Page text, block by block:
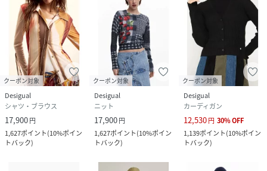
クーポン対象
Desigual
シャツ・ブラウス
17,900円
1,627ポイント(10%ポイン
トバック)
クーポン対象
Desigual
ニット
17,900円
1,627ポイント(10%ポイン
トバック)
クーポン対象
Desigual
カーディガン
12,530円 30%OFF
1,139ポイント(10%ポイン
トバック)